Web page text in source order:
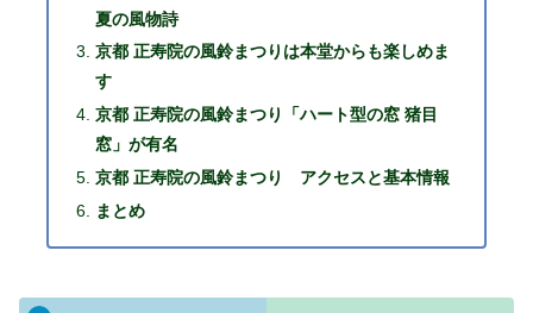
夏の風物詩
京都 正寿院の風鈴まつりは本堂からも楽しめま
す
京都 正寿院の風鈴まつり「ハート型の窓 猪目
窓」が有名
京都 正寿院の風鈴まつり アクセスと基本情報
まとめ